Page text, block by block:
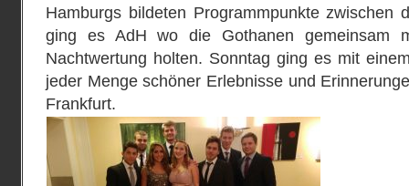
Hamburgs bildeten Programmpunkte zwischen
ging es AdH wo die Gothanen gemeinsam
Nachtwertung holten. Sonntag ging es mit
jeder Menge schöner Erlebnisse und
Frankfurt.